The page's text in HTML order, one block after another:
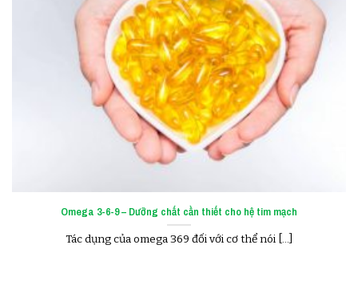
Omega 3-6-9 – Dưỡng chất cần thiết cho hệ tim mạch
Tác dụng của omega 369 đối với cơ thể nói [...]